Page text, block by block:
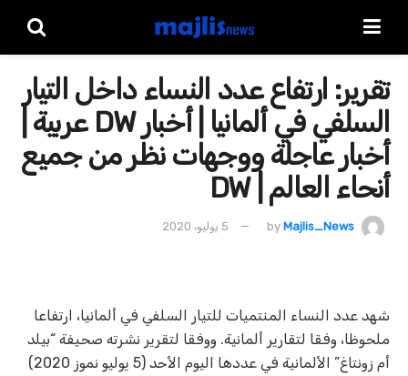
تقرير: ارتفاع عدد النساء داخل التيار
السلفي في ألمانيا | أخبار DW عربية |
أخبار عاجلة ووجهات نظر من جميع
أنحاء العالم | DW
by Majlis_News 5 يوليو، 2020
شهد عدد النساء المنتميات للتيار السلفي في ألمانيا، ارتفاعا
ملحوظا، وفقا لتقارير ألمانية. ووفقا لتقرير نشرته صحيفة “بيلد
أم زونتاغ” الألمانية في عددها اليوم الأحد (5 يوليو نموز 2020)